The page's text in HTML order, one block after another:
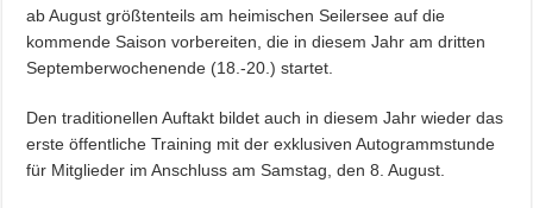
ab August größtenteils am heimischen Seilersee auf die
kommende Saison vorbereiten, die in diesem Jahr am dritten
Septemberwochenende (18.-20.) startet.
Den traditionellen Auftakt bildet auch in diesem Jahr wieder das
erste öffentliche Training mit der exklusiven Autogrammstunde
für Mitglieder im Anschluss am Samstag, den 8. August.